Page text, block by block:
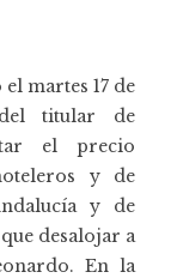
martes 17 de
titular de
el precio
y de
y de
desalojar a
En la